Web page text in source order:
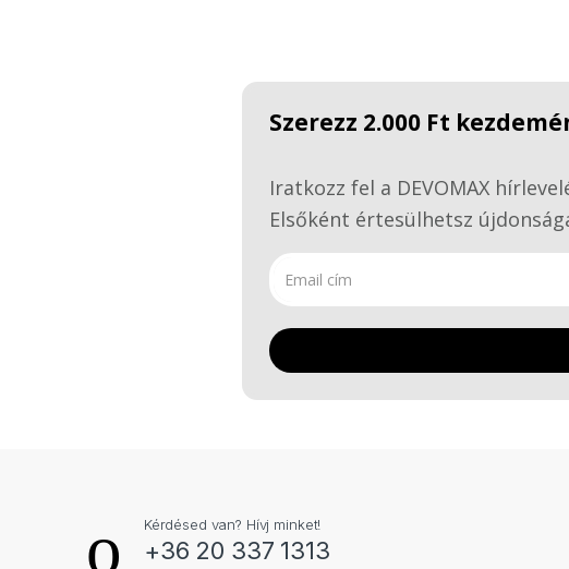
Szerezz 2.000 Ft
Iratkozz fel a DEVOMAX
Elsőként értesülhetsz
Kérdésed van? Hívj minket!
+36 20 337 1313